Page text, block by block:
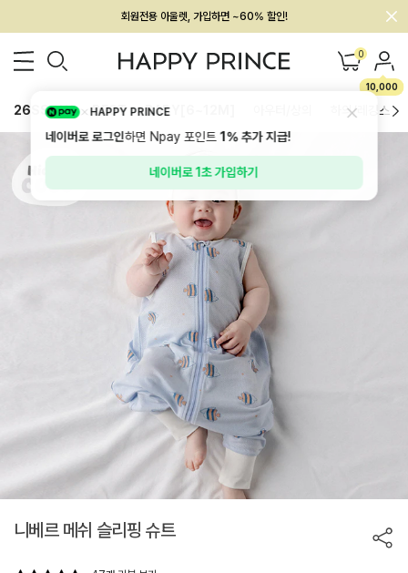
회원전용 아울렛, 가입하면 ~60% 할인!
멤버십 최대 28,000원 혜택 0
10,000
26SS 신상 BEST BABY[6~12M] 하의/레깅스
니베르 메쉬 슬리핑 슈트
HAPPY PRINCE
네이버로 로그인하면 Npay 포인트1%추가 지급!
네이버로 1초 가입하기